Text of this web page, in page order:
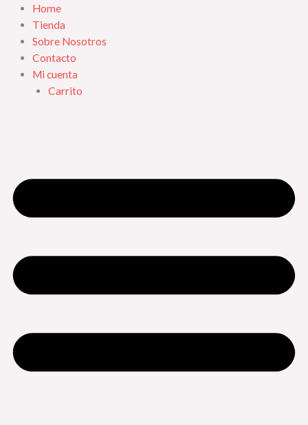
contenido
Home
Tienda
Sobre Nosotros
Contacto
Mi cuenta
Carrito